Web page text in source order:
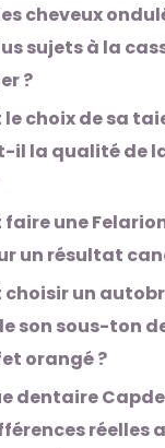
cheveux
sujets à la
?
choix de sa
la qualité de
une
un résultat
choisir un
son sous-ton
orangé ?
dentaire
réelles